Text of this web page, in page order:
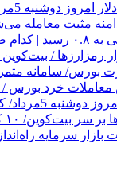
افزایش همه قیمت ها + جدول و جزئیات
را داشت؟
رمزارزها /
بورس/ سامانه
خرد بورس / بازار به
قیمت ها + جدول و جزئیات
۱۰ کشور برتر کدامند؟
بازار سرمایه